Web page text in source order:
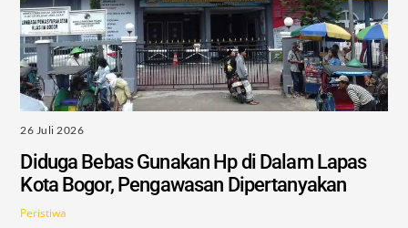
26 Juli 2026
Diduga Bebas Gunakan Hp di Dalam Lapas
Kota Bogor, Pengawasan Dipertanyakan
Peristiwa